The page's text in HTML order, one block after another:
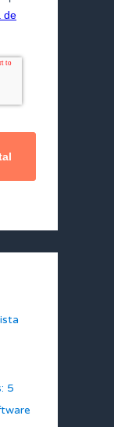
5